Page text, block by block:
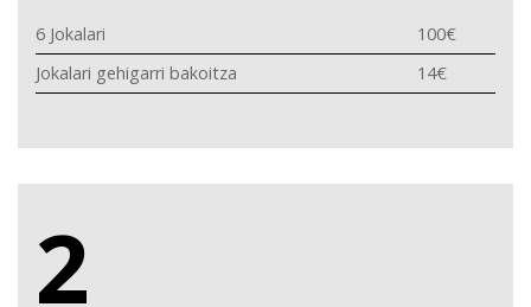
6 Jokalari
100€
Jokalari gehigarri bakoitza
14€
2